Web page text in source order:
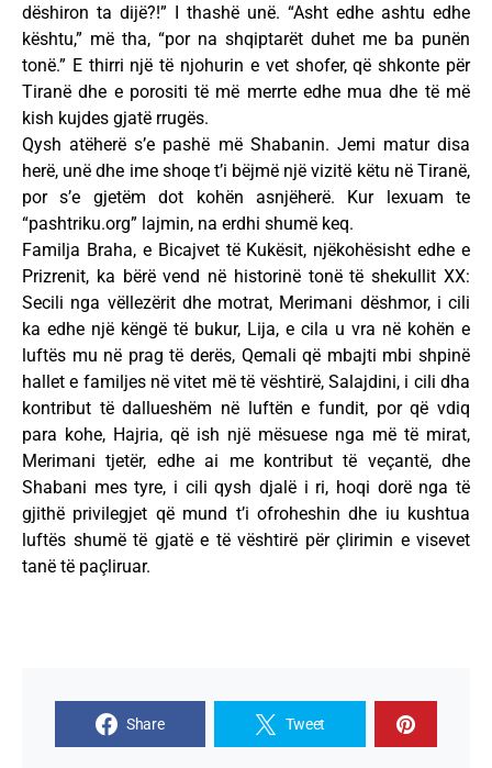
dëshiron ta dijë?!” I thashë unë. “Asht edhe ashtu edhe
kështu,” më tha, “por na shqiptarët duhet me ba punën
tonë.” E thirri një të njohurin e vet shofer, që shkonte për
Tiranë dhe e porositi të më merrte edhe mua dhe të më
kish kujdes gjatë rrugës.
Qysh atëherë s’e pashë më Shabanin. Jemi matur disa
herë, unë dhe ime shoqe t’i bëjmë një vizitë këtu në Tiranë,
por s’e gjetëm dot kohën asnjëherë. Kur lexuam te
“pashtriku.org” lajmin, na erdhi shumë keq.
Familja Braha, e Bicajvet të Kukësit, njëkohësisht edhe e
Prizrenit, ka bërë vend në historinë tonë të shekullit XX:
Secili nga vëllezërit dhe motrat, Merimani dëshmor, i cili
ka edhe një këngë të bukur, Lija, e cila u vra në kohën e
luftës mu në prag të derës, Qemali që mbajti mbi shpinë
hallet e familjes në vitet më të vështirë, Salajdini, i cili dha
kontribut të dallueshëm në luftën e fundit, por që vdiq
para kohe, Hajria, që ish një mësuese nga më të mirat,
Merimani tjetër, edhe ai me kontribut të veçantë, dhe
Shabani mes tyre, i cili qysh djalë i ri, hoqi dorë nga të
gjithë privilegjet që mund t’i ofroheshin dhe iu kushtua
luftës shumë të gjatë e të vështirë për çlirimin e visevet
tanë të paçliruar.
Share Tweet